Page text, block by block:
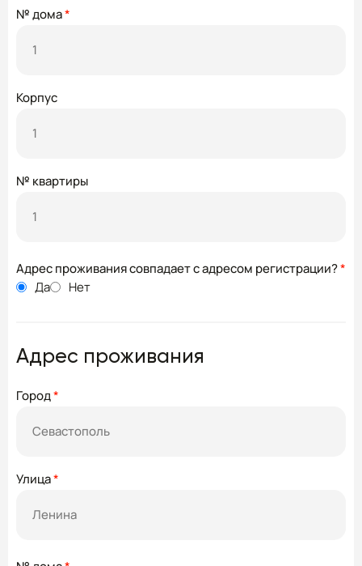
№ дома*
Корпус
№ квартиры
Адрес проживания совпадает с адресом регистрации?*
Да
Нет
Адрес проживания
Город*
Улица*